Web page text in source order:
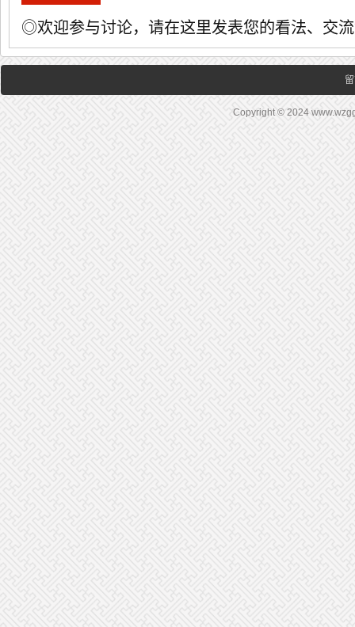
◎欢迎参与讨论，请在这里发表您的看法、交
Copyright © 2024